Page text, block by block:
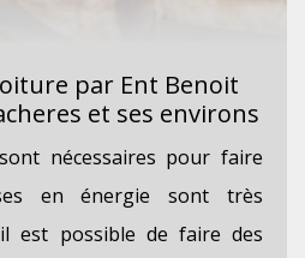
par Ent Benoit
et ses environs
nécessaires pour faire
en énergie sont très
est possible de faire des